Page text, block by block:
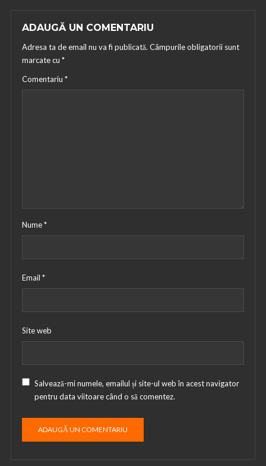
ADAUGĂ UN COMENTARIU
Adresa ta de email nu va fi publicată. Câmpurile obligatorii sunt
marcate cu *
Comentariu *
Nume*
Email *
Site web
Salvează-mi numele, emailul și site-ul web în acest navigator
pentru data viitoare când o să comentez.